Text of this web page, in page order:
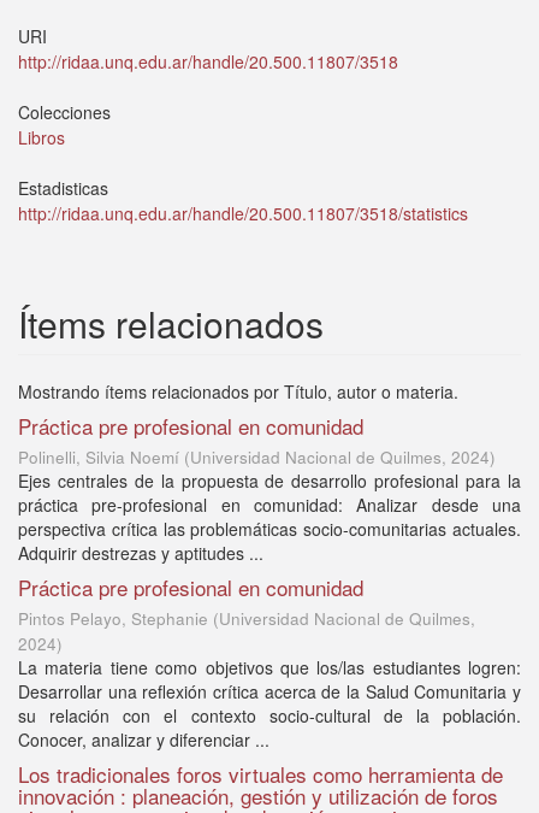
URI
http://ridaa.unq.edu.ar/handle/20.500.11807/3518
Colecciones
Libros
Estadisticas
http://ridaa.unq.edu.ar/handle/20.500.11807/3518/statistics
Ítems relacionados
Mostrando ítems relacionados por Título, autor o materia.
Práctica pre profesional en comunidad
Polinelli, Silvia Noemí (Universidad Nacional de Quilmes, 2024)
Ejes centrales de la propuesta de desarrollo profesional para la
práctica pre-profesional en comunidad: Analizar desde una
perspectiva crítica las problemáticas socio-comunitarias actuales.
Adquirir destrezas y aptitudes ...
Práctica pre profesional en comunidad
Pintos Pelayo, Stephanie (Universidad Nacional de Quilmes,
2024)
La materia tiene como objetivos que los/las estudiantes logren:
Desarrollar una reflexión crítica acerca de la Salud Comunitaria y
su relación con el contexto socio-cultural de la población.
Conocer, analizar y diferenciar ...
Los tradicionales foros virtuales como herramienta de
innovación : planeación, gestión y utilización de foros